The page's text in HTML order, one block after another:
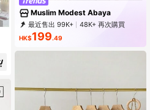
Muslim Modest Abaya
最近售出 99K+
48K+ 再次購買
88K Followers
HK$199.49